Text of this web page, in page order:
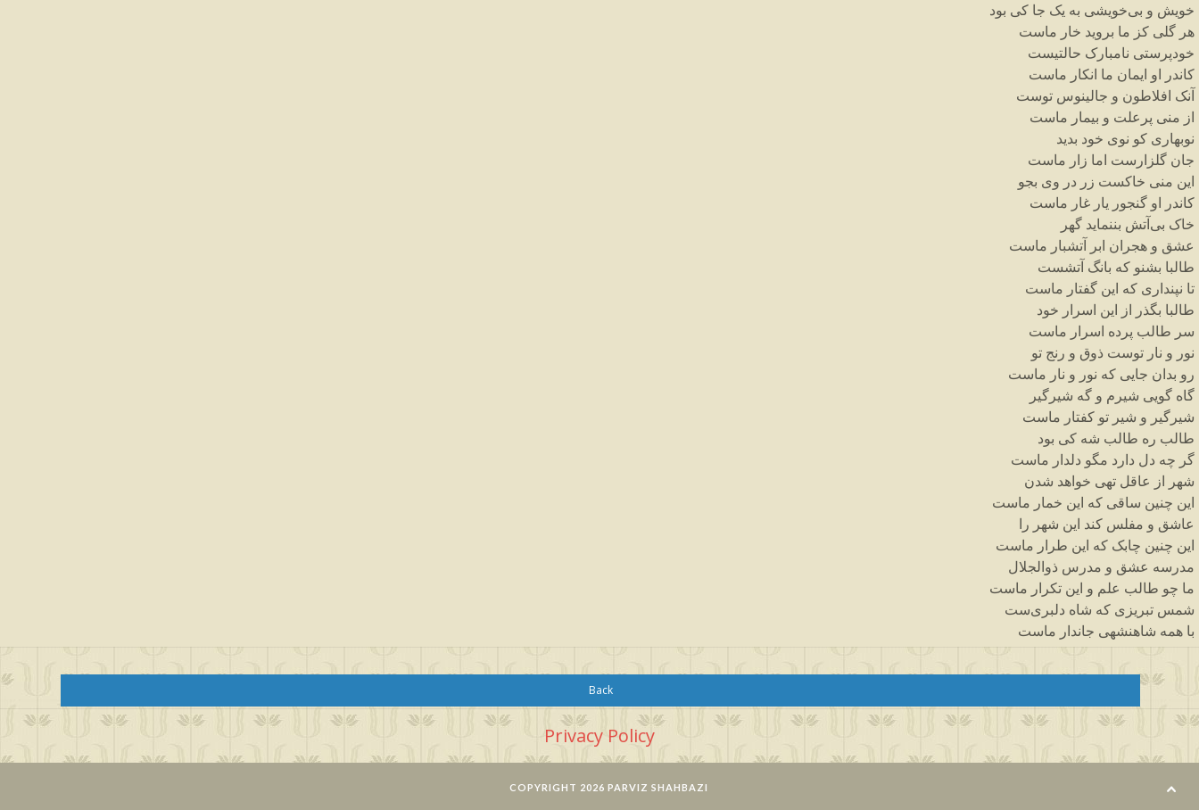
خویش و بیخویشی به یک جا کی بود
هر گلی کز ما بروید خار ماست
خودپرستی نامبارک حالتیست
کاندر
او ایمان ما انکار ماست
آنک افلاطون و جالینوس توست
از منی پرعلت و بیمار ماست
نوبهاری کو نوی خود بدید
جان گلزارست اما زار ماست
این منی خاکست زر در وی بجو
کاندر
او گنجور یار غار ماست
خاک بی آتش بننماید گهر
عشق و هجران ابر آتشبار ماست
طالبا بشنو که بانگ آتشست
تا نپنداری که این گفتار ماست
طالبا بگذر از این اسرار خود
سر طالب پرده اسرار ماست
نور و نار توست ذوق و رنج تو
رو بدان جایی که نور و نار ماست
گاه گویی شیرم و گه شیرگیر
شیرگیر و شیر تو کفتار ماست
طالب ره طالب شه کی بود
گر چه دل دارد مگو دلدار ماست
شهر
از عاقل تهی خواهد شدن
این چنین ساقی که این خمار ماست
عاشق و مفلس کند این شهر را
این چنین چابک که این طرار ماست
مدرسه عشق و مدرس ذوالجلال
ما چو طالب علم و این تکرار ماست
شمس تبریزی که شاه دلبریست
با همه شاهنشهی جاندار ماست
Back
Privacy Policy
COPYRIGHT 2026 PARVIZ SHAHBAZI